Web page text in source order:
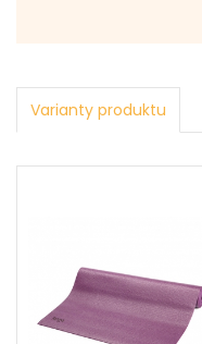
Varianty produktu